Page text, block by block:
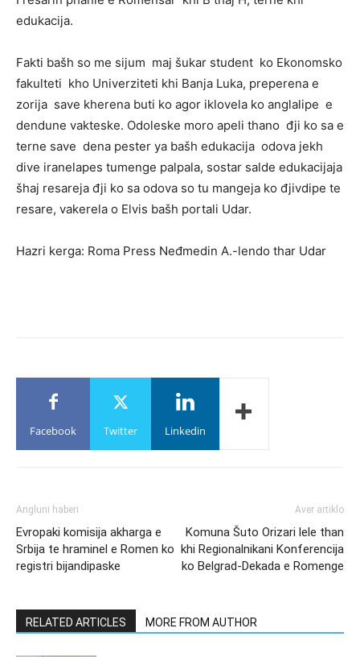
edukacija.
Fakti bašh so me sijum maj šukar student ko Ekonomsko
fakulteti kho Univerziteti khi Banja Luka, preperena e
zorija save kherena buti ko agor iklovela ko anglalipe e
dendune vakteske. Odoleske moro apeli thano đji ko sa e
terne save dena pester ya bašh edukacija odova jekh
dive iranelapes tumenge palpala, sostar salde edukacijaja
šhaj resareja đji ko sa odova so tu mangeja ko đjivdipe te
resare, vakerela o Elvis bašh portali Udar.
Hazri kerga: Roma Press Neđmedin A.-lendo thar Udar
Facebook Twitter Linkedin
Angluni haberi
Evropaki komisija akharga e
Srbija te hraminel e Romen ko
registri bijandipaske
Aver artiklo
Komuna Šuto Orizari lele than
khi Regionalnikani Konferencija
ko Belgrad-Dekada e Romenge
RELATED ARTICLES MORE FROM AUTHOR